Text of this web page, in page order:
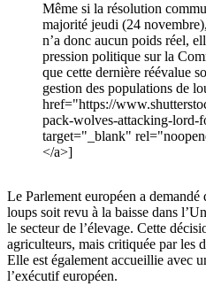
Même si la résolution
majorité jeudi (24
n’a donc aucun poids réel,
pression politique sur la
que cette dernière réévalue
gestion des populations de
href="https://
pack-wolves-attacking-lord-
target="_blank"
</a>]
Le Parlement européen a
loups soit revu à la baisse dans
le secteur de l’élevage. Cette
agriculteurs, mais critiquée par les
Elle est également accueillie avec
l’exécutif européen.